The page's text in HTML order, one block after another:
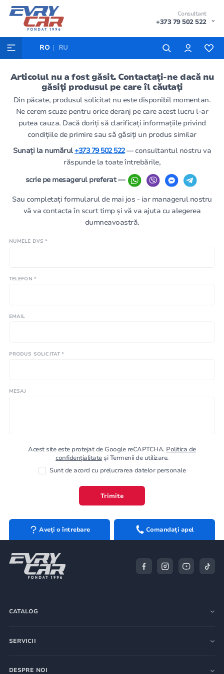
Consultant
+373 79 502 522
RO RU
Articolul nu a fost găsit. Contactați-ne dacă nu
găsiți produsul pe care îl căutați
Din păcate, produsul solicitat nu este disponibil momentan.
Ne cerem scuze pentru orice deranj pe care acest lucru l-ar
putea cauza. Dacă doriți să clarificați informațiile privind
condițiile de primire sau să găsiți un produs similar
Sunați la numărul+373 79 502 522— consultantul nostru va
răspunde la toate întrebările,
scrie pe mesagerul preferat —
Sau completați formularul de mai jos - iar managerul nostru
vă va contacta în scurt timp și vă va ajuta cu alegerea
dumneavoastră.
NUMELE DVS *
TELEFON *
EMAIL
PRODUS SOLICITAT *
MESAJ
Acest site este protejat de Google reCAPTCHA. Politica de
confidențialitateși Termenii de utilizare.
Sunt de acord cu prelucrarea datelor personale
Trimite
Aveți o întrebare Comandați apel
CATALOG
SERVICII
DESPRE NOI